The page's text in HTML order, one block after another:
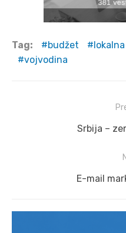
Tag: budžet
vojvodina
navigationPrevious
Srbija –
Next
E-mail